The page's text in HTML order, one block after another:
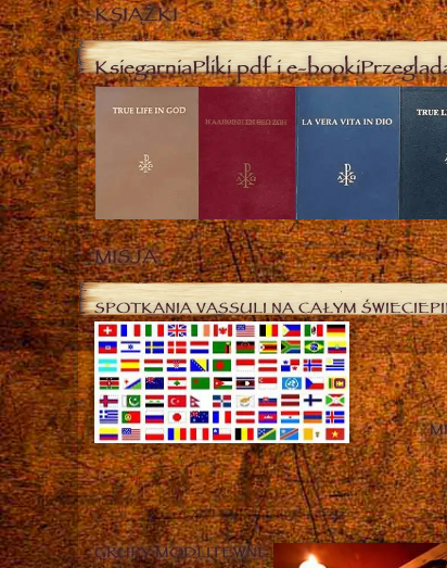
KSIĄŻKI
KsięgarniaPliki pdf i e-booki
MISJA
SPOTKANIA VASSULI NA CAŁYM ŚWIECIE
GRUPY MODLITEWNE